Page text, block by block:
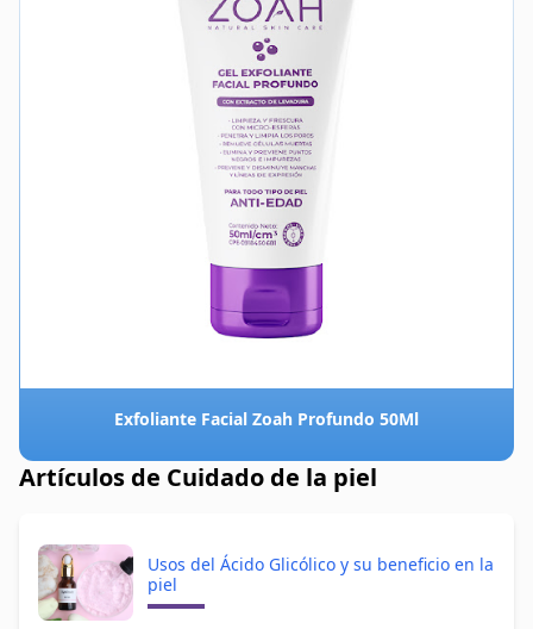
Exfoliante Facial Zoah Profundo 50Ml
Artículos de Cuidado de la piel
Usos del Ácido Glicólico y su beneficio en la
piel